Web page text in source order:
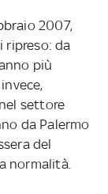
2007,
ripreso: da
più
settore
da Palermo
del
normalità.